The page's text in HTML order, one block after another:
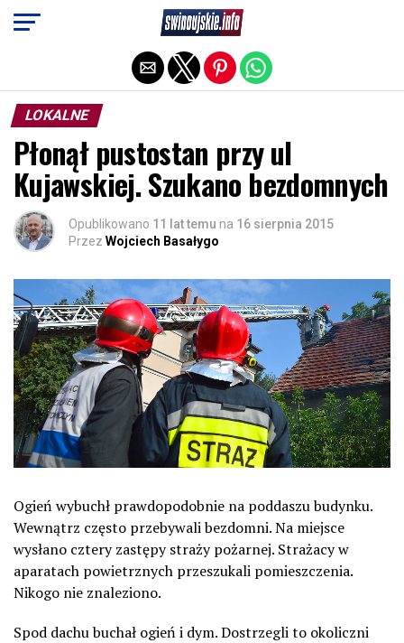
LOKALNE
Płonął pustostan przy ul
Kujawskiej. Szukano bezdomnych
Opublikowano 11 lat temu na 16 sierpnia 2015
Przez Wojciech Basałygo
Ogień wybuchł prawdopodobnie na poddaszu budynku.
Wewnątrz często przebywali bezdomni. Na miejsce
wysłano cztery zastępy straży pożarnej. Strażacy w
aparatach powietrznych przeszukali pomieszczenia.
Nikogo nie znaleziono.
Spod dachu buchał ogień i dym. Dostrzegli to okoliczni
Exit mobile version